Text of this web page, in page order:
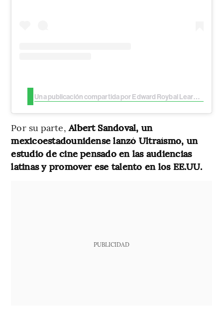
Una publicación compartida por Edward Roybal Learning Center (@edwardroyballc)
Por su parte,Albert Sandoval, un
mexicoestadounidense lanzó Ultraísmo, un
estudio de cine pensado en las audiencias
latinas y promover ese talento en los EE.UU.
PUBLICIDAD